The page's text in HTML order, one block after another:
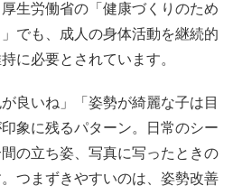
生労働省の「健康づくりのため
でも、成人の身体活動を継続的
に必要とされています。
良いね」「姿勢が綺麗な子は目
象に残るパターン。日常のシー
の立ち姿、写真に写ったときの
つまずきやすいのは、姿勢改善